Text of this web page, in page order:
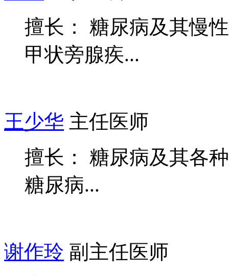
擅长： 糖尿病及其慢
甲状旁腺疾...
王少华 主任医师
擅长： 糖尿病及其各
糖尿病...
谢作玲 副主任医师